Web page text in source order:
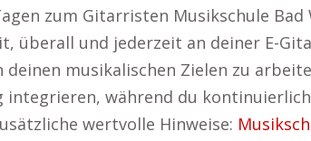
zum Gitarristen Musikschule Bad
überall und jederzeit an deiner E-
musikalischen Zielen zu
integrieren, während du
wertvolle Hinweise: